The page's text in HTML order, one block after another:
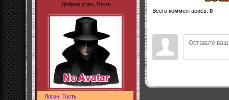
Доброе утро, Гость
Логин: Гость
Всего комментариев: 0